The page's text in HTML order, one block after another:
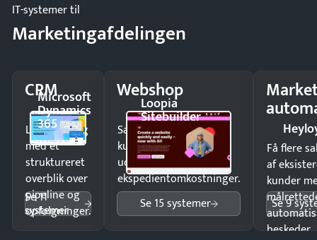
IT-systemer til
Marketingafdelingen
CRM
Microsoft
Dynamics
365
Luk flere salg
med et
struktureret
overblik over
pipeline og
opfølgninger.
Se 11
systemer
Webshop
Loopia
Sitebuilder
Sælg produkter 24/7 til
kunder i hele landet
uden
ekspedientomkostninger.
Se 15 systemer
Få flere
af
kunder
beskeder.
Se 9